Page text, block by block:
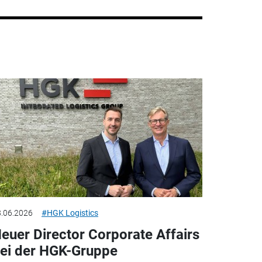
#HGK Logistics
Director Corporate Affairs
der HGK-Gruppe